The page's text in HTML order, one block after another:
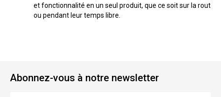
et fonctionnalité en un seul produit, que ce soit sur la route
ou pendant leur temps libre.
Abonnez-vous à notre newsletter